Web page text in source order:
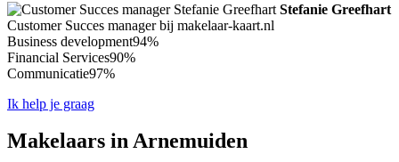
Stefanie Greefhart
Customer Succes manager bij makelaar-kaart.nl
Business development94%
Financial Services90%
Communicatie97%
Ik help je graag
Makelaars in Arnemuiden